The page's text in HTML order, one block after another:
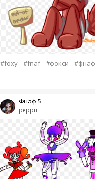
#foxy #fnaf #фокси #фнаф
peppu
Фнаф 5